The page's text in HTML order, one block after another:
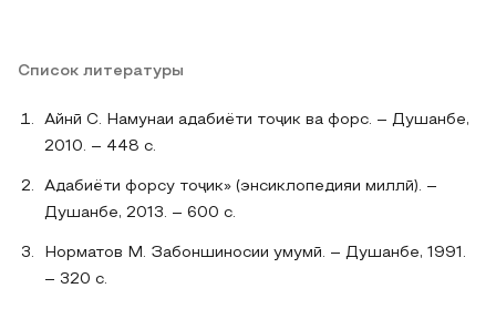
Список литературы
Айнӣ С. Намунаи адабиёти тоҷик ва форс. – Душанбе,
2010. – 448 с.
Адабиёти форсу тоҷик» (энсиклопедияи миллӣ). –
Душанбе, 2013. – 600 с.
Норматов М. Забоншиносии умумӣ. – Душанбе, 1991.
– 320 с.